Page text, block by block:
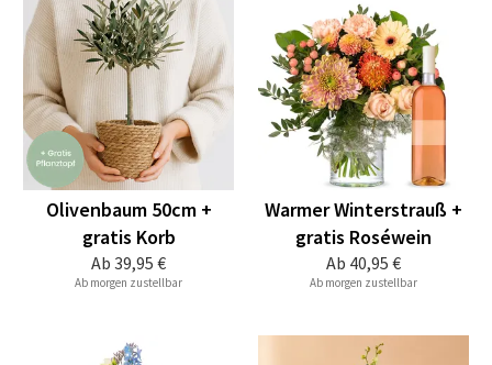
Ab 39,95 €
Olivenbaum 50cm +
gratis Korb
Ab morgen zustellbar
Ab 40,95 €
Warmer Winterstrauß +
gratis Roséwein
Ab morgen zustellbar